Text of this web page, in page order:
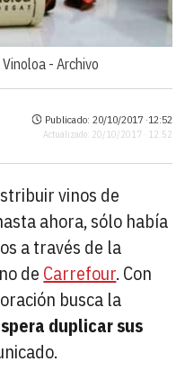
Vinoloa -Archivo
Publicado: 20/10/2017 ·12:52
Actualizado: 20/10/2017 · 12:52
vinos de
ahora, sólo había
a través de la
de Carrefour. Con
busca la
duplicar sus